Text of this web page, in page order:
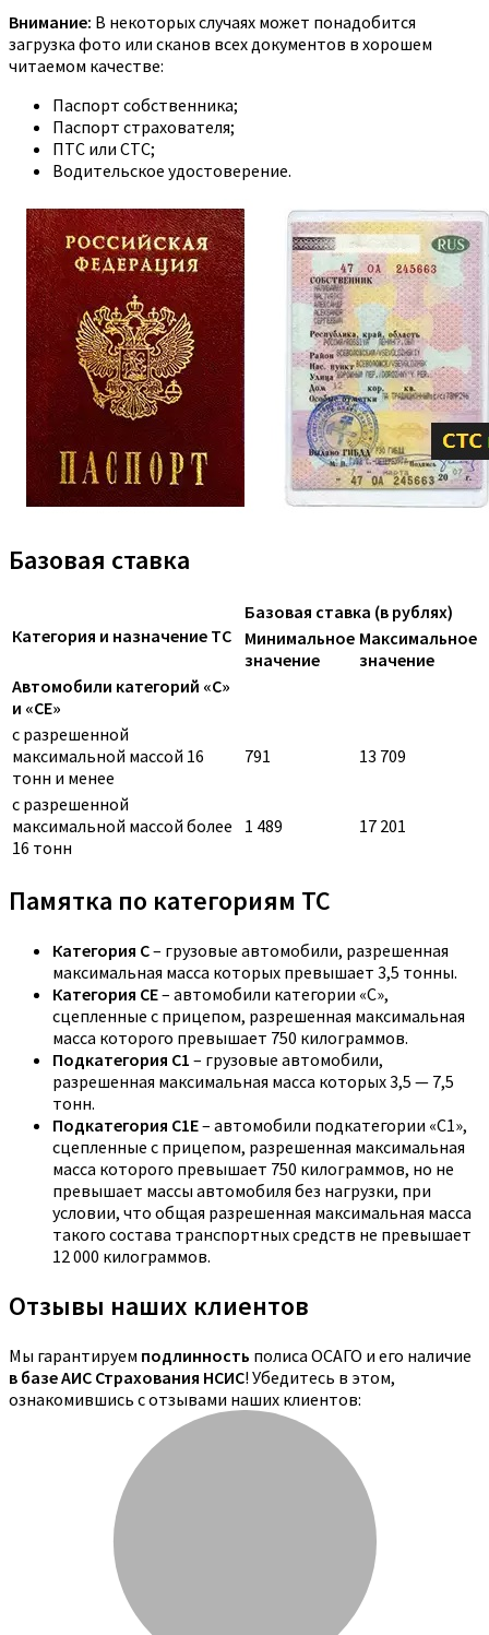
Внимание: В некоторых случаях может понадобится
загрузка фото или сканов всех документов в хорошем
читаемом качестве:
Паспорт собственника;
Паспорт страхователя;
ПТС или СТС;
Водительское удостоверение.
Базовая ставка
Категория и назначение ТС
Базовая ставка (в рублях)
Минимальное
значение
Максимальное
значение
Автомобили категорий «C»
и «CE»
с разрешенной
максимальной массой 16
тонн и менее
791 13 709
с разрешенной
максимальной массой более
16 тонн
1 489 17 201
Памятка по категориям ТС
Категория C– грузовые автомобили, разрешенная
максимальная масса которых превышает 3,5 тонны.
Категория CE– автомобили категории «С»,
сцепленные с прицепом, разрешенная максимальная
масса которого превышает 750 килограммов.
Подкатегория C1 – грузовые автомобили,
разрешенная максимальная масса которых 3,5 — 7,5
тонн.
Подкатегория C1E– автомобили подкатегории «С1»,
сцепленные с прицепом, разрешенная максимальная
масса которого превышает 750 килограммов, но не
превышает массы автомобиля без нагрузки, при
условии, что общая разрешенная максимальная масса
такого состава транспортных средств не превышает
12 000 килограммов.
Отзывы наших клиентов
Мы гарантируем подлинность полиса ОСАГО и его наличие
в базе АИС Страхования НСИС! Убедитесь в этом,
ознакомившись с отзывами наших клиентов: